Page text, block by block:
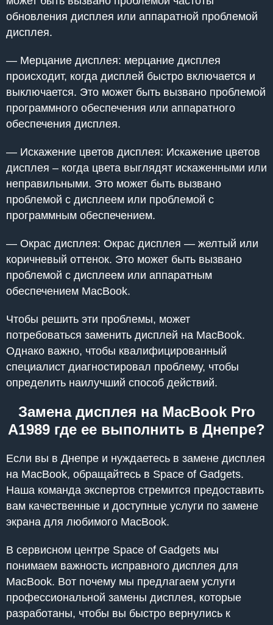
обновления дисплея или аппаратной проблемой
дисплея.
— Мерцание дисплея: мерцание дисплея
происходит, когда дисплей быстро включается и
выключается. Это может быть вызвано проблемой
программного обеспечения или аппаратного
обеспечения дисплея.
— Искажение цветов дисплея: Искажение цветов
дисплея – когда цвета выглядят искаженными или
неправильными. Это может быть вызвано
проблемой с дисплеем или проблемой с
программным обеспечением.
— Окрас дисплея: Окрас дисплея — желтый или
коричневый оттенок. Это может быть вызвано
проблемой с дисплеем или аппаратным
обеспечением MacBook.
Чтобы решить эти проблемы, может
потребоваться заменить дисплей на MacBook.
Однако важно, чтобы квалифицированный
специалист диагностировал проблему, чтобы
определить наилучший способ действий.
Замена дисплея на MacBook Pro
A1989 где ее выполнить в Днепре?
Если вы в Днепре и нуждаетесь в замене дисплея
на MacBook, обращайтесь в Space of Gadgets.
Наша команда экспертов стремится предоставить
вам качественные и доступные услуги по замене
экрана для любимого MacBook.
В сервисном центре Space of Gadgets мы
понимаем важность исправного дисплея для
MacBook. Вот почему мы предлагаем услуги
профессиональной замены дисплея, которые
разработаны, чтобы вы быстро вернулись к